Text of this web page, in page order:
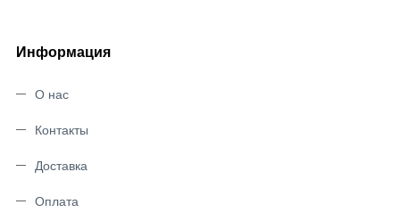
Информация
О нас
Контакты
Доставка
Оплата